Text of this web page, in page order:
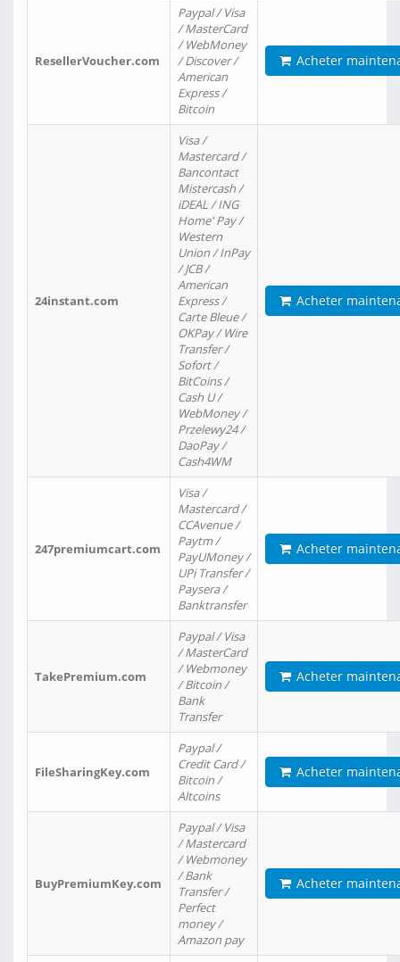
ResellerVoucher.com
Paypal / Visa
/ MasterCard
/ WebMoney
/ Discover /
American
Express /
Bitcoin
Acheter
24instant.com
Visa /
Mastercard /
Bancontact
Mistercash /
iDEAL / ING
Home' Pay /
Western
Union / InPay
/ JCB /
American
Express /
Carte Bleue /
OKPay / Wire
Transfer /
Sofort /
BitCoins /
Cash U /
WebMoney /
Przelewy24 /
DaoPay /
Cash4WM
Acheter
247premiumcart.com
Visa /
Mastercard /
CCAvenue /
Paytm /
PayUMoney /
UPi Transfer /
Paysera /
Banktransfer
Acheter
TakePremium.com
Paypal / Visa
/ MasterCard
/ Webmoney
/ Bitcoin /
Bank
Transfer
Acheter
FileSharingKey.com
Paypal /
Credit Card /
Bitcoin /
Altcoins
Acheter
BuyPremiumKey.com
Paypal / Visa
/ Mastercard
/ Webmoney
/ Bank
Transfer /
Perfect
money /
Amazon pay
Acheter